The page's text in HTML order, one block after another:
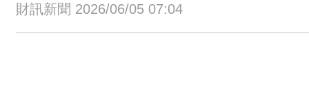
財訊新聞 2026/06/05 07:04